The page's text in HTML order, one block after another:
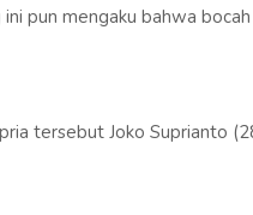
pun mengaku bahwa
tersebut Joko Suprianto